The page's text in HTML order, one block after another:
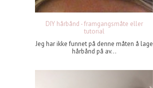
DIY hårbånd - framgangsmåte eller
tutorial
Jeg har ikke funnet på denne måten å lage
hårbånd på av...